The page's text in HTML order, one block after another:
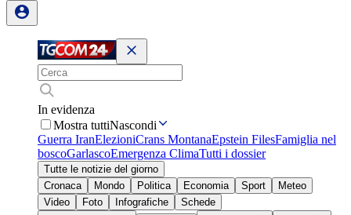
In evidenza
Mostra tuttiNascondi
Guerra IranElezioniCrans MontanaEpstein FilesFamiglia nel
boscoGarlascoEmergenza ClimaTutti i dossier
Tutte le notizie del giorno
Cronaca
Mondo Politica Economia Sport
Meteo
Video
Foto Infografiche
Schede